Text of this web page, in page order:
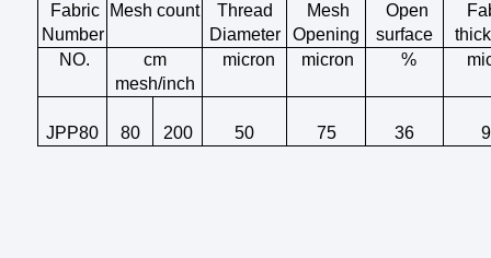
Fabric
Number
Mesh count
Thread
Diameter
Mesh
Opening
Open
surface
NO.
cm
mesh/inch
micron micron %
JPP80 80 200 50 75 36